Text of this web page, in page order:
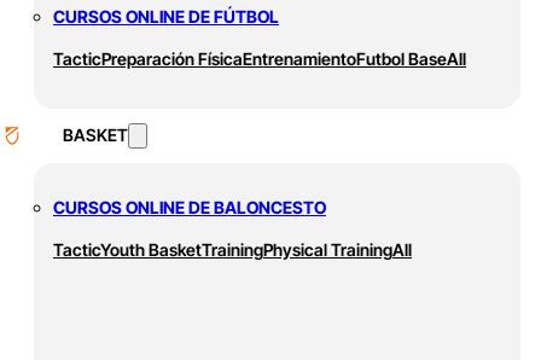
CURSOS ONLINE DE FÚTBOL
TacticPreparación FísicaEntrenamientoFutbol BaseAll
BASKET
CURSOS ONLINE DE BALONCESTO
TacticYouth BasketTrainingPhysical TrainingAll